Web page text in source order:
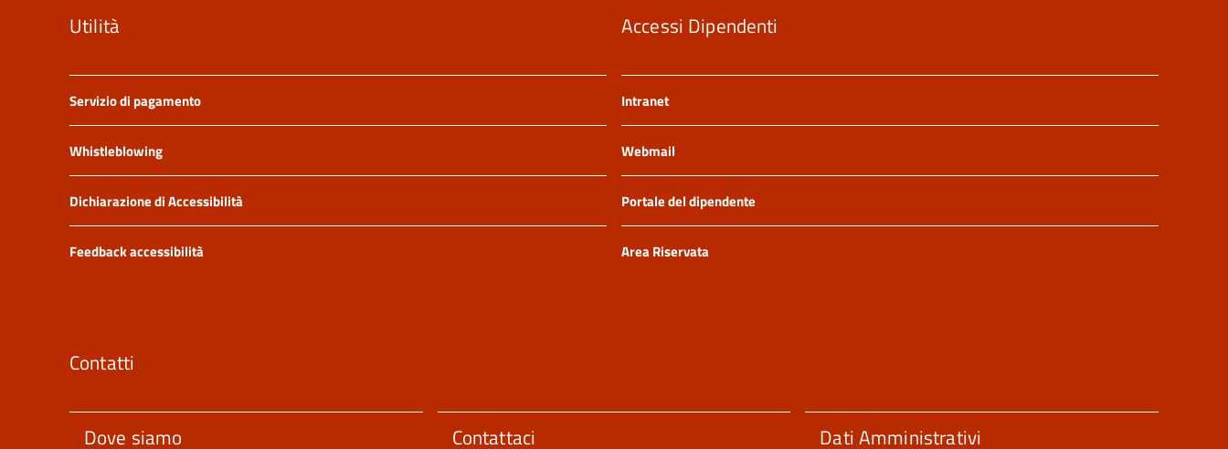
Utilità
Servizio di pagamento
Whistleblowing
Dichiarazione di Accessibilità
Feedback accessibilità
Accessi Dipendenti
Intranet
Webmail
Portale del dipendente
Area Riservata
Contatti
Dove siamo Contattaci Dati Amministrativi